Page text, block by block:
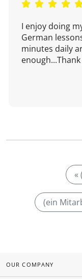
I enjoy doing
German
minutes daily
«
(ein
OUR COMPANY